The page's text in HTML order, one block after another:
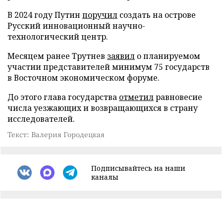
В 2024 году Путин поручил создать на острове
Русский инновационный научно-
технологический центр.
Месяцем ранее Трутнев заявил о планируемом
участии представителей минимум 75 государств
в Восточном экономическом форуме.
До этого глава государства отметилравновесие
числа уезжающих и возвращающихся в страну
исследователей.
Текст: Валерия Городецкая
Подписывайтесь на наши
каналы